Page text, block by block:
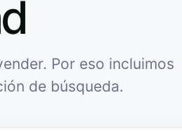
Por eso incluimos
de búsqueda.